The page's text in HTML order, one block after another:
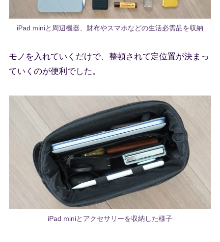
iPad miniと周辺機器、財布やスマホなどの生活必需品を収納
モノを入れていくだけで、整頓されて定位置が決まっ
ていくのが便利でした。
iPad miniとアクセサリーを収納した様子